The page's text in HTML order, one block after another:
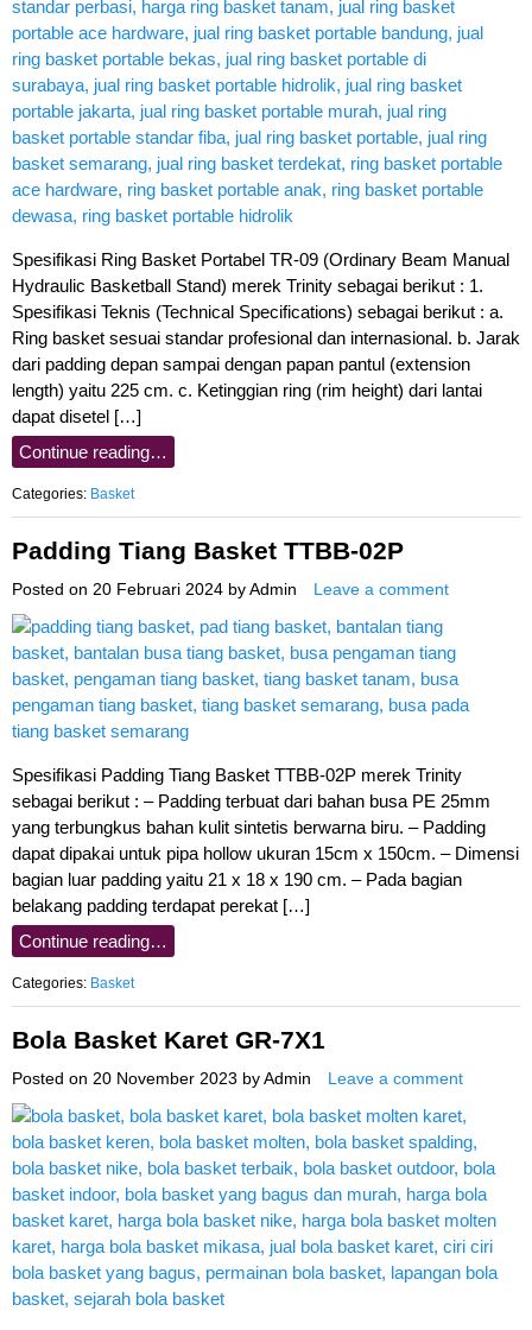
Spesifikasi Ring Basket Portabel TR-09 (Ordinary Beam Manual
Hydraulic Basketball Stand) merek Trinity sebagai berikut : 1.
Spesifikasi Teknis (Technical Specifications) sebagai berikut : a.
Ring basket sesuai standar profesional dan internasional. b. Jarak
dari padding depan sampai dengan papan pantul (extension
length) yaitu 225 cm. c. Ketinggian ring (rim height) dari lantai
dapat disetel […]
Continue reading…
Categories: Basket
Padding Tiang Basket TTBB-02P
Posted on 20 Februari 2024 by Admin Leave a comment
Spesifikasi Padding Tiang Basket TTBB-02P merek Trinity
sebagai berikut : – Padding terbuat dari bahan busa PE 25mm
yang terbungkus bahan kulit sintetis berwarna biru. – Padding
dapat dipakai untuk pipa hollow ukuran 15cm x 150cm. – Dimensi
bagian luar padding yaitu 21 x 18 x 190 cm. – Pada bagian
belakang padding terdapat perekat […]
Continue reading…
Categories: Basket
Bola Basket Karet GR-7X1
Posted on 20 November 2023 by Admin Leave a comment